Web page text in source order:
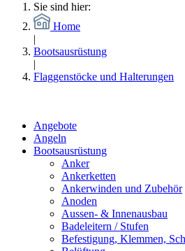
Sie sind hier:
Home
|
Bootsausrüstung
|
Flaggenstöcke und Halterungen
Angebote
Angeln
Bootsausrüstung
Anker
Ankerketten
Ankerwinden und Zubehör
Anoden
Aussen- & Innenausbau
Badeleitern / Stufen
Befestigung, Klemmen,